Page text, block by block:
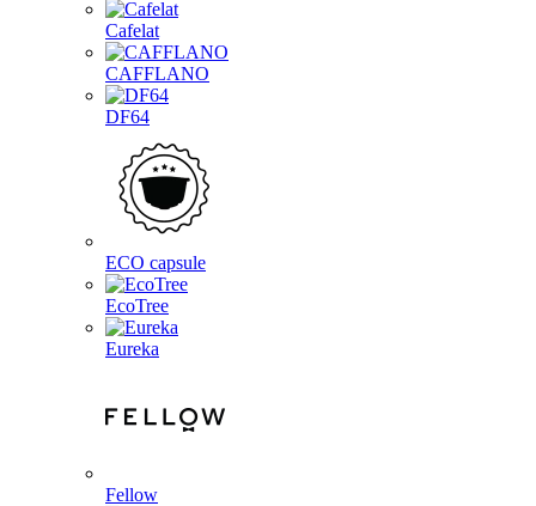
Cafelat
CAFFLANO
DF64
ECO capsule
EcoTree
Eureka
Fellow